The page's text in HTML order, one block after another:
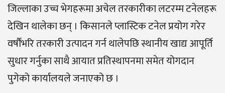
जिल्लाका उच्च भेगहरूमा अचेल तरकारीका लटरम्म टनेलहरू
देखिन थालेका छन् । किसानले प्लास्टिक टनेल प्रयोग गरेर
वर्षौंभरि तरकारी उत्पादन गर्न थालेपछि स्थानीय खाद्य आपूर्ति
सुधार गर्नुका साथै आयात प्रतिस्थापनमा समेत योगदान
पुगेको कार्यालयले जनाएको छ ।